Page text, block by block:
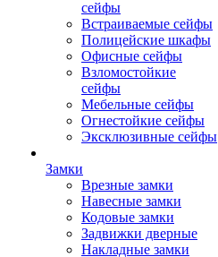
сейфы
Встраиваемые сейфы
Полицейские шкафы
Офисные сейфы
Взломостойкие
сейфы
Мебельные сейфы
Огнестойкие сейфы
Эксклюзивные сейфы
Замки
Врезные замки
Навесные замки
Кодовые замки
Задвижки дверные
Накладные замки